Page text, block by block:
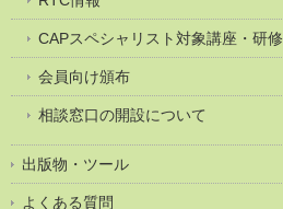
CAPスペシャリスト対象講座・研修
会員向け頒布
相談窓口の開設について
出版物・ツール
よくある質問